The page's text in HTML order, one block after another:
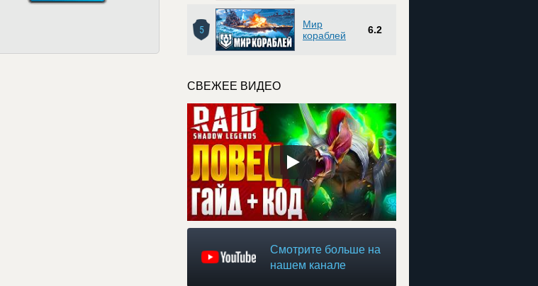
5
Мир
кораблей
6.2
СВЕЖЕЕ ВИДЕО
Смотрите больше на
нашем канале